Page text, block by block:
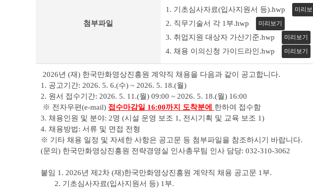
이
블
첨부파일
1. 기초심사자료(입사지원서 등).hwp 미리보
2. 직무기술서 각 1부.hwp 미리보기
3. 취업지원 대상자 가산기준.hwp 미리보기
4. 채용 이의신청 가이드라인.hwp 미리보기
2026년 (재) 한국만화영상진흥원 계약직 채용을 다음과 같이 공고합니다.
1. 공고기간: 2026. 5. 6.(수) ~ 2026. 5. 18.(월)
2. 원서 접수기간: 2026. 5. 11.(월) 09:00 ~ 2026. 5. 18.(월) 16:00
※ 전자우편(e-mail) 접수마감일 16:00까지 도착분에 한하여 접수함
3. 채용인원 및 분야: 2명 (시설 운영 보조 1, 전시기획 및 교육 보조 1)
4. 채용방법: 서류 및 면접 전형
※ 기타 채용 일정 및 자세한 사항은 공고문 등 첨부파일을 참조하시기 바랍니다.
(문의) 한국만화영상진흥원 전략경영실 인사총무팀 인사 담당: 032-310-3062
붙임 1. 2026년 제2차 (재)한국만화영상진흥원 계약직 채용 공고문 1부.
2. 기초심사자료(입사지원서 등) 1부.